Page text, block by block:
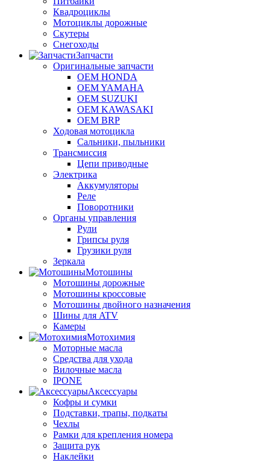
Квадроциклы
Мотоциклы дорожные
Скутеры
Снегоходы
Запчасти
Оригинальные запчасти
OEM HONDA
OEM YAMAHA
OEM SUZUKI
OEM KAWASAKI
OEM BRP
Ходовая мотоцикла
Сальники, пыльники
Трансмиссия
Цепи приводные
Электрика
Аккумуляторы
Реле
Поворотники
Органы управления
Рули
Грипсы руля
Грузики руля
Зеркала
Мотошины
Мотошины дорожные
Мотошины кроссовые
Мотошины двойного назначения
Шины для ATV
Камеры
Мотохимия
Моторные масла
Средства для ухода
Вилочные масла
IPONE
Аксессуары
Кофры и сумки
Подставки, трапы, подкаты
Чехлы
Рамки для крепления номера
Защита рук
Наклейки